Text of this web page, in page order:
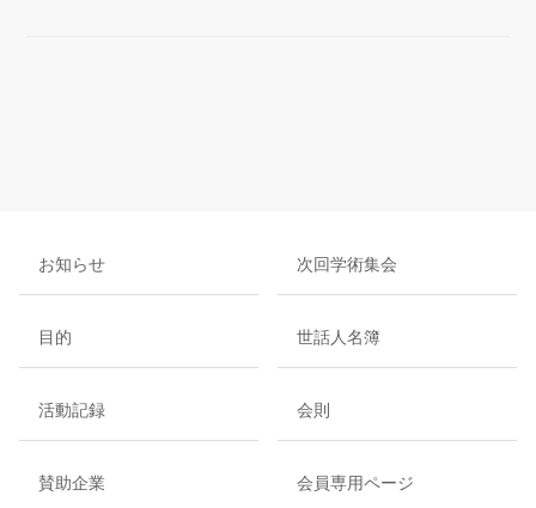
お知らせ 次回学術集会
目的 世話人名簿
活動記録 会則
賛助企業 会員専用ページ